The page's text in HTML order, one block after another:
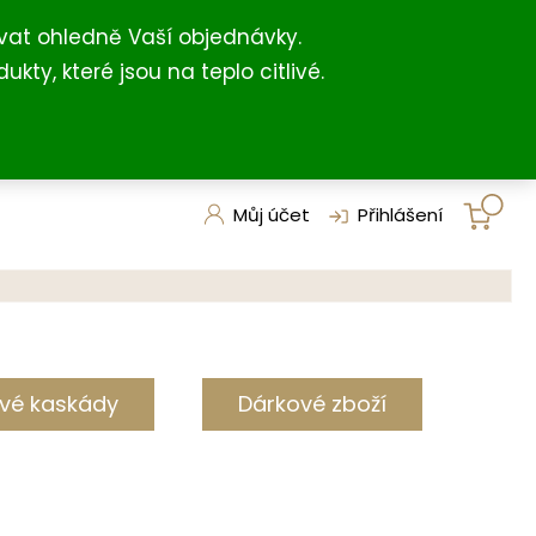
ohledně Vaší objednávky.
které jsou na teplo citlivé.
+420 731 127 211 (For English)
Můj účet Přihlášení
kaskády Dárkové zboží